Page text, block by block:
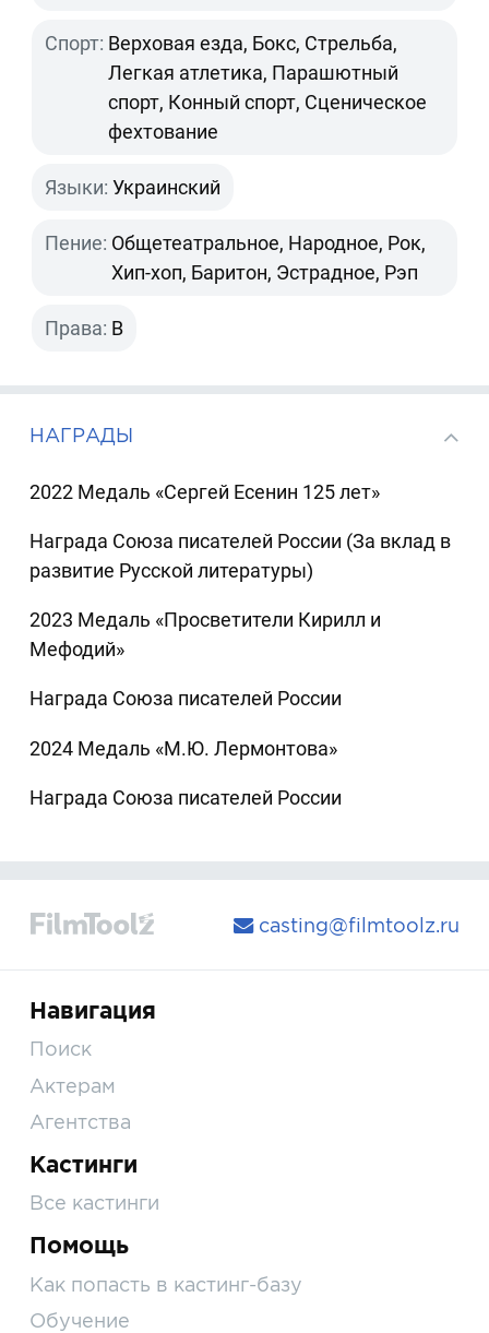
Спорт: Верховая езда, Бокс, Стрельба,
Легкая атлетика, Парашютный
спорт, Конный спорт, Сценическое
фехтование
Языки: Украинский
Пение: Общетеатральное, Народное, Рок,
Хип-хоп, Баритон, Эстрадное, Рэп
Права: B
НАГРАДЫ
2022 Медаль «Сергей Есенин 125 лет»
Награда Союза писателей России (За вклад в
развитие Русской литературы)
2023 Медаль «Просветители Кирилл и
Мефодий»
Награда Союза писателей России
2024 Медаль «М.Ю. Лермонтова»
Награда Союза писателей России
casting@filmtoolz.ru
Навигация
Поиск
Актерам
Агентства
Кастинги
Все кастинги
Помощь
Как попасть в кастинг-базу
Обучение